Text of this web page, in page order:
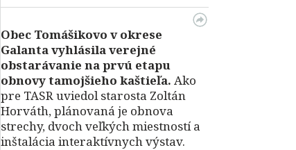
Obec Tomášikovo v okrese
Galanta vyhlásila verejné
obstarávanie na prvú etapu
obnovy tamojšieho kaštieľa. Ako
pre TASR uviedol starosta Zoltán
Horváth, plánovaná je obnova
strechy, dvoch veľkých miestností a
inštalácia interaktívnych výstav.